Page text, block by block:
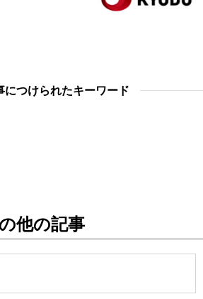
につけられたキーワード
他の記事